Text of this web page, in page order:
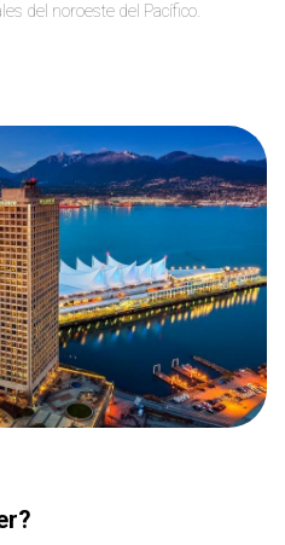
del noroeste del Pacífico.